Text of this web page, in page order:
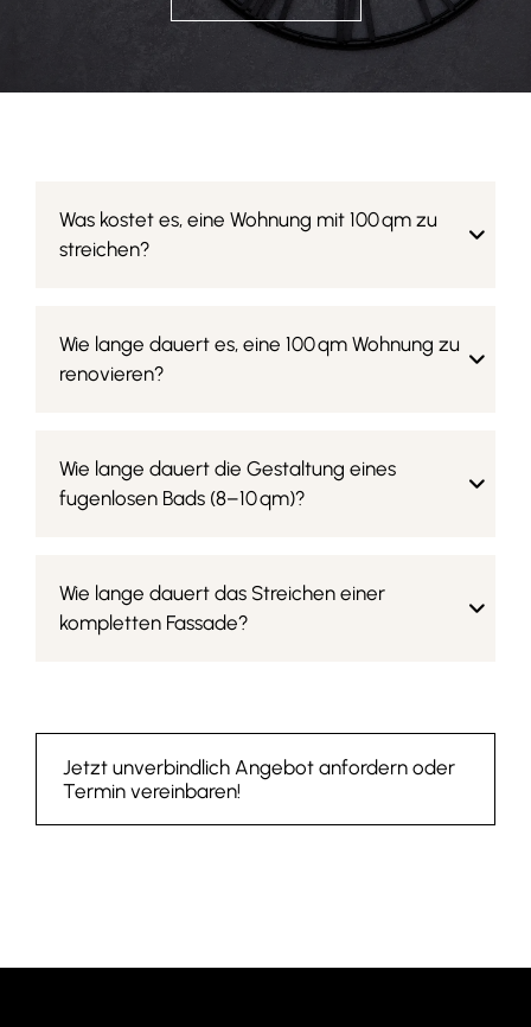
Was kostet es, eine Wohnung mit 100 qm zu
streichen?
Wie lange dauert es, eine 100 qm Wohnung zu
renovieren?
Wie lange dauert die Gestaltung eines
fugenlosen Bads (8–10 qm)?
Wie lange dauert das Streichen einer
kompletten Fassade?
Jetzt unverbindlich Angebot anfordern oder
Termin vereinbaren!